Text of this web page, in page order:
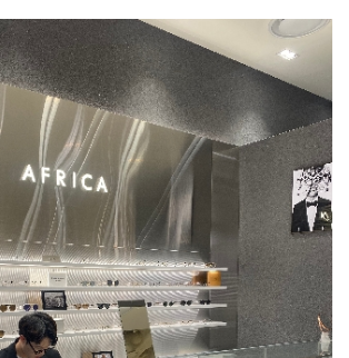
게 만들어 줍니다. 실패해도
대학 재학 중에 이루고자 했던 목표들을
그러면서 점점 실패에 대한 두려움이
패 속에서 얻은 부정적 감정은
을 줬습니다. 그런데 돌아보면 그
더 좋은 결과들을 만들어 주었습니다.
꿈을 되찾아 준 것처럼 실패는 더 좋은
위해 방향을 바꿔주는 기차의
는 것을 알게 됐습니다. 하고자 하는
라도 분명 배울 것이 있을 테니 무작정
학원 진학을 하고자 하시는 분이
서와 학업계획서를 작성하시기 전에 각
수준을 체계적이고 구체적으로
할 수 있는 직업이라고 생각했기 때문에
하게 되었습니다. 저는 군 전역 후
도는 covid-19로 인해 모든 수업이 전면
되었고 국가적으로 행사들도 취소되는
그 당시에 저는 전공과 제 자신에 대한
계속해서 커져만 갔습니다. 그 의심과
위해 저는 제 전공의 중심으로 직접
었습니다. 다음 해에 전공 학생회장으로
19로 인해 취소되었던 전공 관련
, 인스타그램, 유튜브 등 다양한 sns를
다. 특히 제가 가장 궁금했고, 모든
배낭여행을 했던 경험이 있습니다.
안 생각하는 시간들이 많았는데, 진로
도중 기내 안에서 전문적으로 서비스를
을 가지고 일하시는 객실 승무원의 모습이
여 이 진로를 선택하게 되었습니다.
니는 4년 동안 원하는 꿈을 이루기 위해
했습니다. 4.27의 학점으로 졸업했으며,
사를 1학년과 4학년 때 총 두 번 하면서
홍보하고 널리 알리기 위해
생을 대상으로 한 전공 체험 및 모교
접 도우미, 입학식 및 졸업식 등 의전
지만, 그중에서도 입시박람회와 교내외
인상 깊었습니다. 전국 대학들이 모이는